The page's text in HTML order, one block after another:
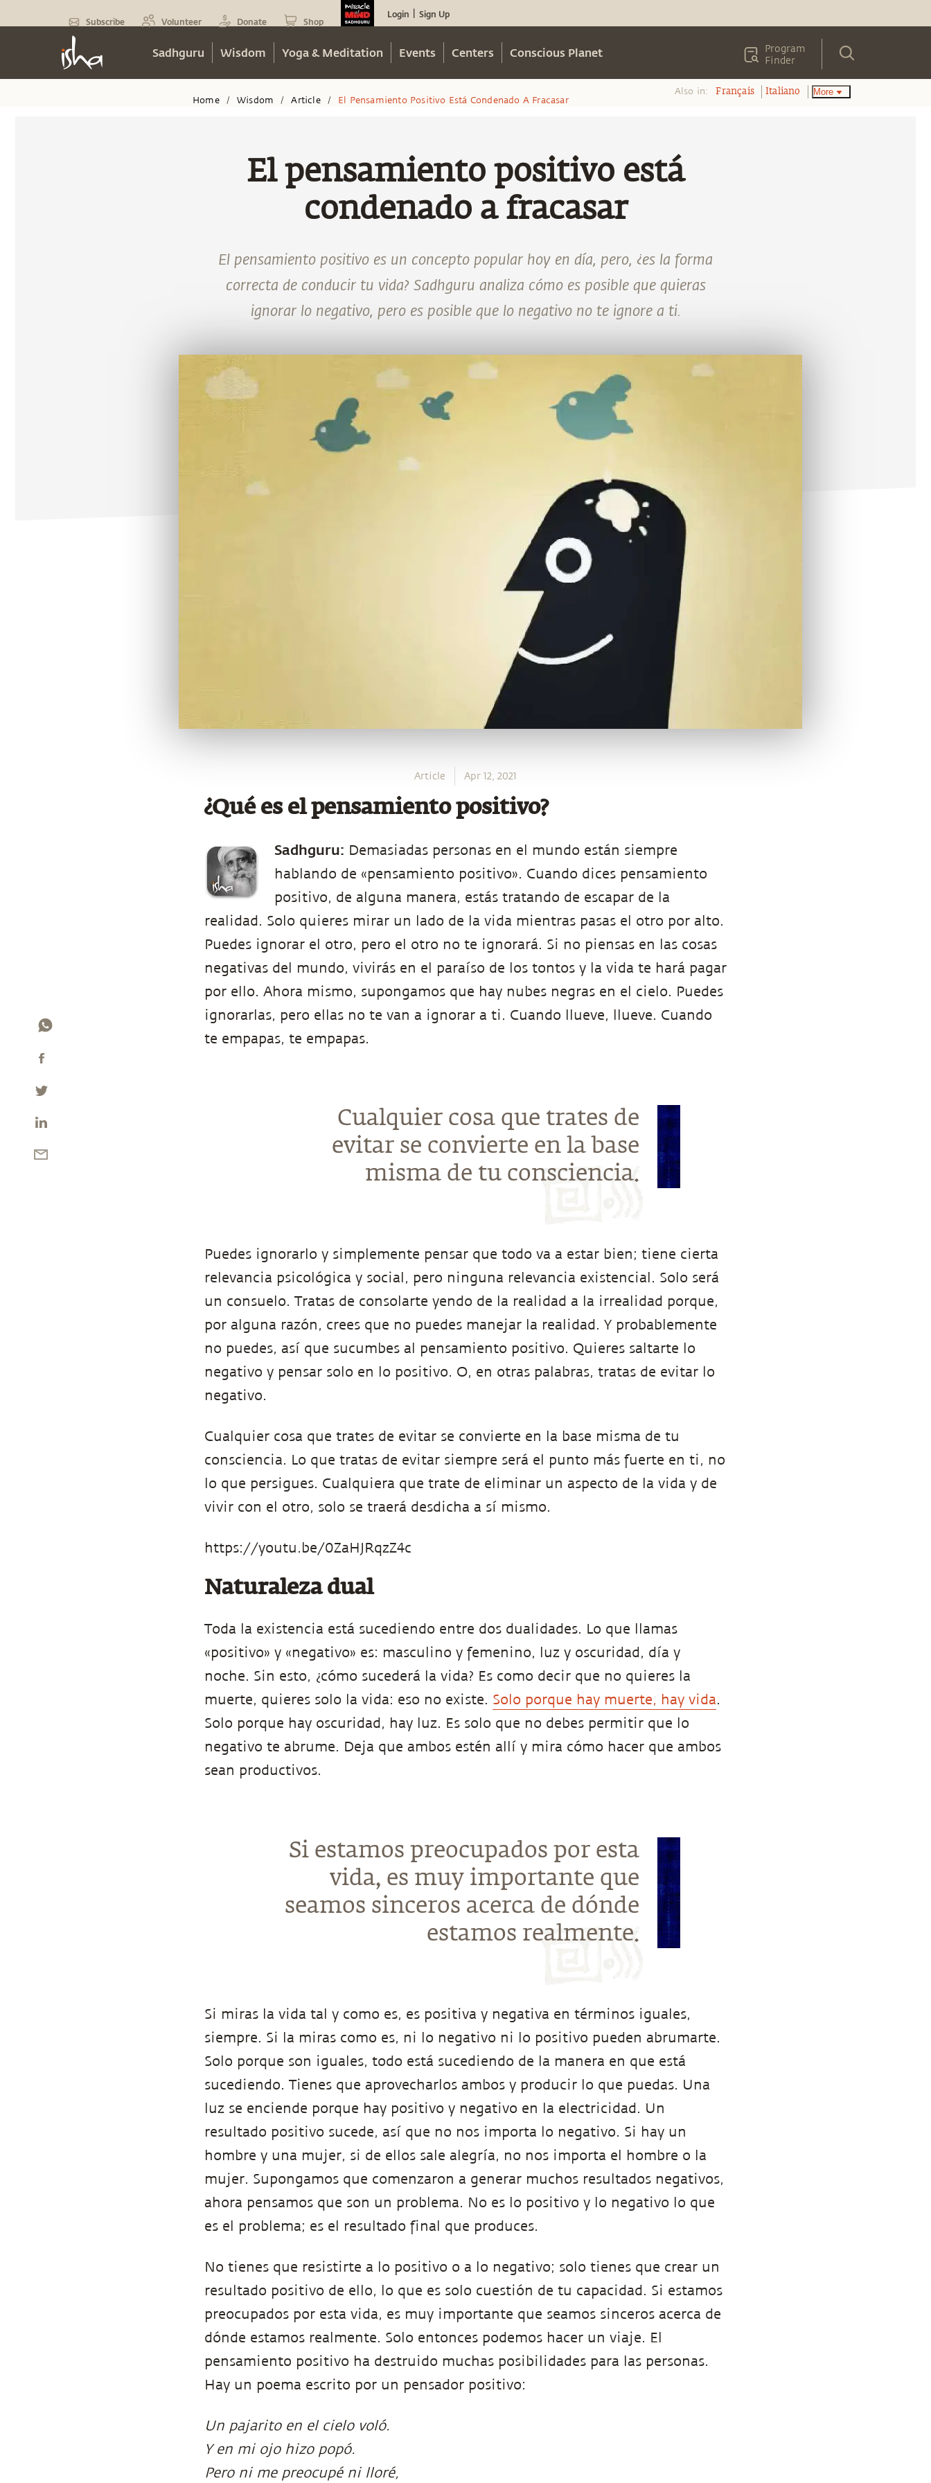
Subscribe Volunteer Donate Shop
Login Sign Up
Sadhguru Wisdom Yoga & Meditation Events Centers Conscious Planet
Program
Finder
Home / Wisdom / Article / El Pensamiento Positivo Está Condenado A Fracasar
Also in: Français Italiano More
El pensamiento positivo está
condenado a fracasar
El pensamiento positivo es un concepto popular hoy en día, pero, ¿es la forma
correcta de conducir tu vida? Sadhguru analiza cómo es posible que quieras
ignorar lo negativo, pero es posible que lo negativo no te ignore a ti.
Article Apr 12, 2021
¿Qué es el pensamiento positivo?
Sadhguru: Demasiadas personas en el mundo están siempre
hablando de «pensamiento positivo». Cuando dices pensamiento
positivo, de alguna manera, estás tratando de escapar de la
realidad. Solo quieres mirar un lado de la vida mientras pasas el otro por alto.
Puedes ignorar el otro, pero el otro no te ignorará. Si no piensas en las cosas
negativas del mundo, vivirás en el paraíso de los tontos y la vida te hará pagar
por ello. Ahora mismo, supongamos que hay nubes negras en el cielo. Puedes
ignorarlas, pero ellas no te van a ignorar a ti. Cuando llueve, llueve. Cuando
te empapas, te empapas.
Cualquier cosa que trates de
evitar se convierte en la base
misma de tu consciencia.
Puedes ignorarlo y simplemente pensar que todo va a estar bien; tiene cierta
relevancia psicológica y social, pero ninguna relevancia existencial. Solo será
un consuelo. Tratas de consolarte yendo de la realidad a la irrealidad porque,
por alguna razón, crees que no puedes manejar la realidad. Y probablemente
no puedes, así que sucumbes al pensamiento positivo. Quieres saltarte lo
negativo y pensar solo en lo positivo. O, en otras palabras, tratas de evitar lo
negativo.
Cualquier cosa que trates de evitar se convierte en la base misma de tu
consciencia. Lo que tratas de evitar siempre será el punto más fuerte en ti, no
lo que persigues. Cualquiera que trate de eliminar un aspecto de la vida y de
vivir con el otro, solo se traerá desdicha a sí mismo.
https://youtu.be/0ZaHJRqzZ4c
Naturaleza dual
Toda la existencia está sucediendo entre dos dualidades. Lo que llamas
«positivo» y «negativo» es: masculino y femenino, luz y oscuridad, día y
noche. Sin esto, ¿cómo sucederá la vida? Es como decir que no quieres la
muerte, quieres solo la vida: eso no existe. Solo porque hay muerte, hay vida.
Solo porque hay oscuridad, hay luz. Es solo que no debes permitir que lo
negativo te abrume. Deja que ambos estén allí y mira cómo hacer que ambos
sean productivos.
Si estamos preocupados por esta
vida, es muy importante que
seamos sinceros acerca de dónde
estamos realmente.
Si miras la vida tal y como es, es positiva y negativa en términos iguales,
siempre. Si la miras como es, ni lo negativo ni lo positivo pueden abrumarte.
Solo porque son iguales, todo está sucediendo de la manera en que está
sucediendo. Tienes que aprovecharlos ambos y producir lo que puedas. Una
luz se enciende porque hay positivo y negativo en la electricidad. Un
resultado positivo sucede, así que no nos importa lo negativo. Si hay un
hombre y una mujer, si de ellos sale alegría, no nos importa el hombre o la
mujer. Supongamos que comenzaron a generar muchos resultados negativos,
ahora pensamos que son un problema. No es lo positivo y lo negativo lo que
es el problema; es el resultado final que produces.
No tienes que resistirte a lo positivo o a lo negativo; solo tienes que crear un
resultado positivo de ello, lo que es solo cuestión de tu capacidad. Si estamos
preocupados por esta vida, es muy importante que seamos sinceros acerca de
dónde estamos realmente. Solo entonces podemos hacer un viaje. El
pensamiento positivo ha destruido muchas posibilidades para las personas.
Hay un poema escrito por un pensador positivo:
Un pajarito en el cielo voló.
Y en mi ojo hizo popó.
Pero ni me preocupé ni lloré,